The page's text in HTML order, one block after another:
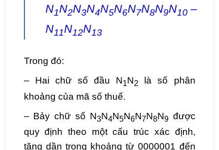
N1N2N3N4N5N6N7N8N9N10 –
N11N12N13
Trong đó:
– Hai chữ số đầu N1N2
là số phân
khoảng của mã số thuế.
– Bảy chữ số N3N4N5N6N7N8N9được
quy định theo một cấu trúc xác định,
tăng dần trong khoảng từ 0000001 đến